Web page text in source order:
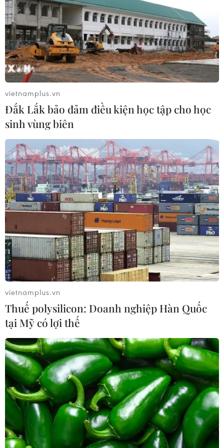
TIN CÙNG CHUYÊN MỤC
vietnamplus.vn
Đắk Lắk bảo đảm điều kiện học tập cho học
sinh vùng biên
vietnamplus.vn
Thuế polysilicon: Doanh nghiệp Hàn Quốc
tại Mỹ có lợi thế